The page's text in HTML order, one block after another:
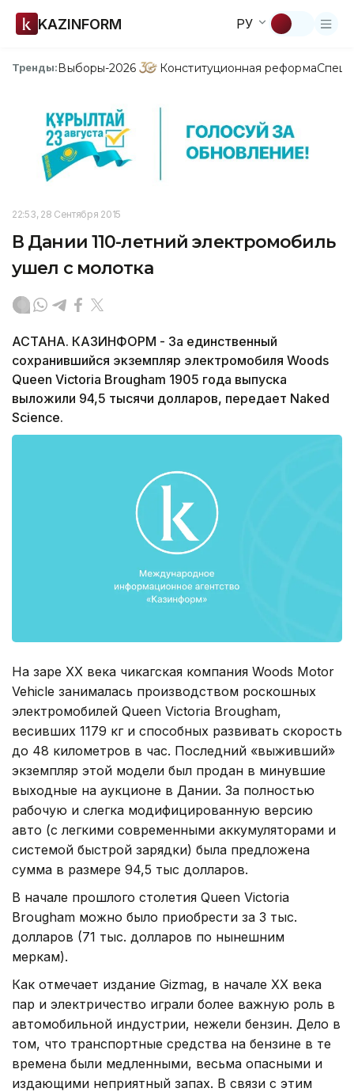
KAZINFORM РУ
Тренды:Выборы-2026 Конституционная реформа
22:53, 28 Сентября 2015
В Дании 110-летний электромобиль
ушел с молотка
АСТАНА. КАЗИНФОРМ - За единственный
сохранившийся экземпляр электромобиля Woods
Queen Victoria Brougham 1905 года выпуска
выложили 94,5 тысячи долларов, передает Naked
Science.
На заре ХХ века чикагская компания Woods Motor
Vehicle занималась производством роскошных
электромобилей Queen Victoria Brougham,
весивших 1179 кг и способных развивать скорость
до 48 километров в час. Последний «выживший»
экземпляр этой модели был продан в минувшие
выходные на аукционе в Дании. За полностью
рабочую и слегка модифицированную версию
авто (с легкими современными аккумуляторами и
системой быстрой зарядки) была предложена
сумма в размере 94,5 тыс долларов.
В начале прошлого столетия Queen Victoria
Brougham можно было приобрести за 3 тыс.
долларов (71 тыс. долларов по нынешним
меркам).
Как отмечает издание Gizmag, в начале ХХ века
пар и электричество играли более важную роль в
автомобильной индустрии, нежели бензин. Дело в
том, что транспортные средства на бензине в те
времена были медленными, весьма опасными и
издающими неприятный запах. В связи с этим